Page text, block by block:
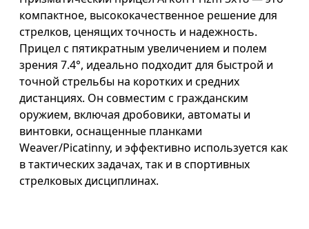
компактное, высококачественное решение для
стрелков, ценящих точность и надежность.
Прицел с пятикратным увеличением и полем
зрения 7.4°, идеально подходит для быстрой и
точной стрельбы на коротких и средних
дистанциях. Он совместим с гражданским
оружием, включая дробовики, автоматы и
винтовки, оснащенные планками
Weaver/Picatinny, и эффективно используется как
в тактических задачах, так и в спортивных
стрелковых дисциплинах.